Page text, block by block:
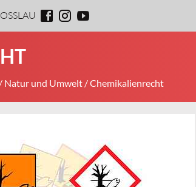
/ Natur und Umwelt / Chemikalienrecht